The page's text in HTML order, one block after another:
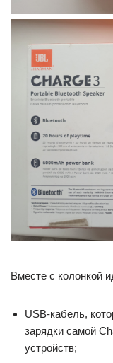
Вместе с колонкой
USB-кабель,
зарядки самой
устройств;